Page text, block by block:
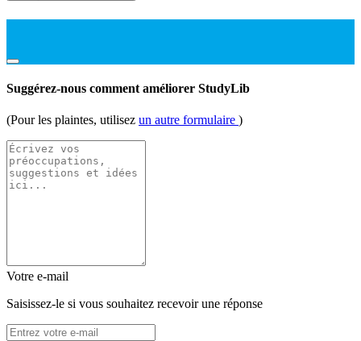
Suggérez-nous comment améliorer StudyLib
(Pour les plaintes, utilisez un autre formulaire )
Votre e-mail
Saisissez-le si vous souhaitez recevoir une réponse